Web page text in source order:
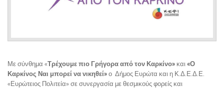
Με σύνθημα «Τρέχουμε πιο Γρήγορα από τον Καρκίνο» και «Ο
Καρκίνος Ναι μπορεί να νικηθεί»ο Δήμος Ευρώτα και η Κ.Δ.Ε.Δ.Ε.
«Ευρώτειος Πολιτεία» σε συνεργασία με θεσμικούς φορείς και